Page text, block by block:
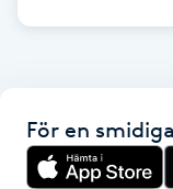
Headspa
Herrklippning
För en